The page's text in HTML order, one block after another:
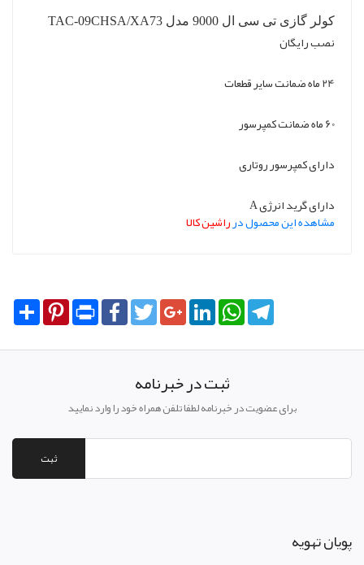
کولر گازی تی سی ال 9000 مدل TAC-09CHSA/XA73
نصب رایگان
24 ماه ضمانت سایر قطعات
60 ماه ضمانت کمپرسور
دارای کمپرسور روتاری
دارای گرید انرژی A
مشاهده این محصول درراشین کالا
Share PinterestPrint FacebookTwitterGoogle+LinkedInWhatsApp
ثبت در خبرنامه
برای عضویت در خبرنامه لطفا تلفن همراه خود را وارد نمایید
ثبت
پويان تهويه